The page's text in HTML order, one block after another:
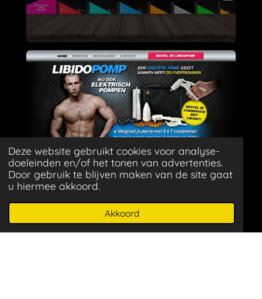
Deze website gebruikt cookies voor analyse-
doeleinden en/of het tonen van advertenties.
Door gebruik te blijven maken van de site gaat
u hiermee akkoord.
Akkoord ^